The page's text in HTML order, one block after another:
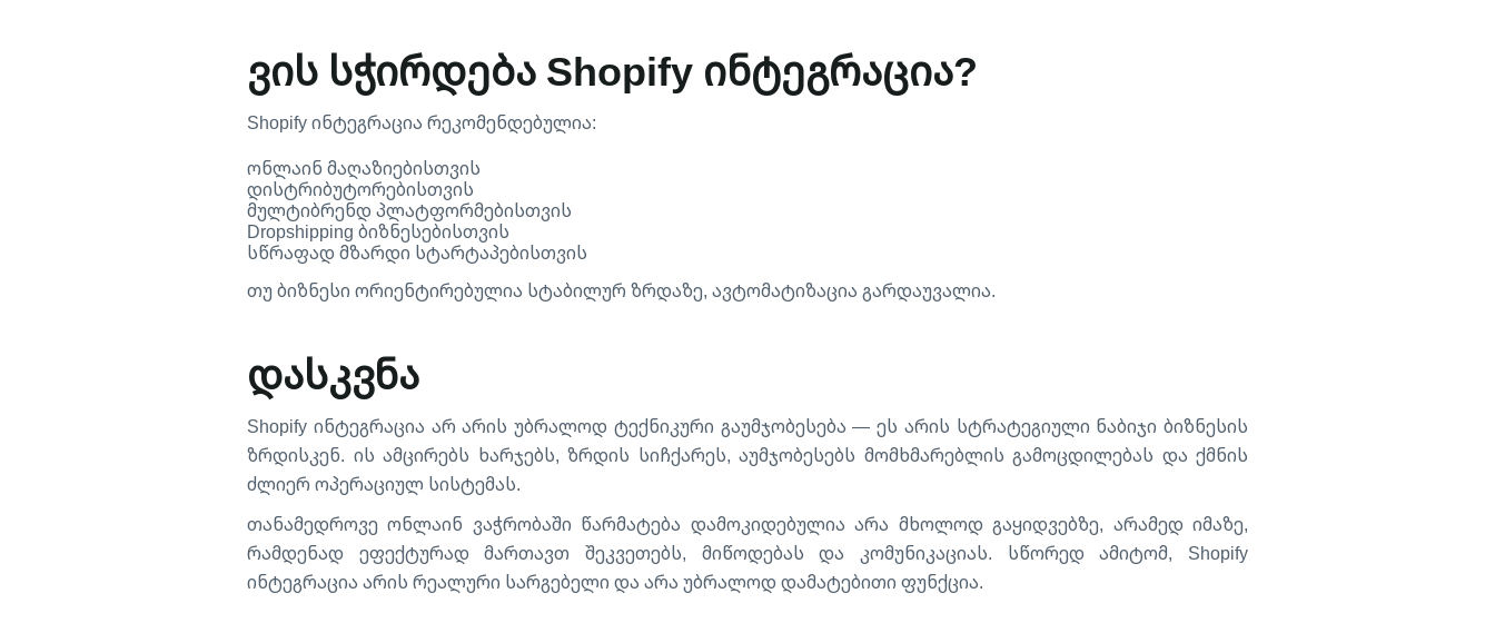
ვის სჭირდება Shopify ინტეგრაცია?
Shopify ინტეგრაცია რეკომენდებულია:
ონლაინ მაღაზიებისთვის
დისტრიბუტორებისთვის
მულტიბრენდ პლატფორმებისთვის
Dropshipping ბიზნესებისთვის
სწრაფად მზარდი სტარტაპებისთვის
თუ ბიზნესი ორიენტირებულია სტაბილურ ზრდაზე, ავტომატიზაცია გარდაუვალია.
დასკვნა
Shopify ინტეგრაცია არ არის უბრალოდ ტექნიკური გაუმჯობესება — ეს არის სტრატეგიული ნაბიჯი ბიზნესის
ზრდისკენ. ის ამცირებს ხარჯებს, ზრდის სიჩქარეს, აუმჯობესებს მომხმარებლის გამოცდილებას და ქმნის
ძლიერ ოპერაციულ სისტემას.
თანამედროვე ონლაინ ვაჭრობაში წარმატება დამოკიდებულია არა მხოლოდ გაყიდვებზე, არამედ იმაზე,
რამდენად ეფექტურად მართავთ შეკვეთებს, მიწოდებას და კომუნიკაციას. სწორედ ამიტომ, Shopify
ინტეგრაცია არის რეალური სარგებელი და არა უბრალოდ დამატებითი ფუნქცია.